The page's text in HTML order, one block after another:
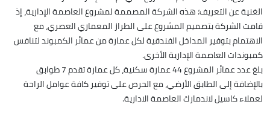
الغنية عن التعريف؛ هذه الشركة المصممة لمشروع العاصمة الإدارية، إذ
قامت الشركة بتصميم المشروع على الطراز المعماري العصري، مع
الاهتمام بتوفير المداخل الفندقية لكل عمارة من عمائر الكمبوند لتنافس
كمبوندات العاصمة الإدارية الأخرى.
بلغ عدد عمائر المشروع 44 عمارة سكنية، كل عمارة تقدم 7 طوابق
بالإضافة إلى الطابق الأرضي، مع الحرص على توفير كافة عوامل الراحة
لعملاء كاسيل لاندمارك العاصمة الادارية.